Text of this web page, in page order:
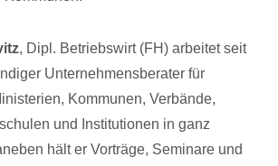
, Dipl. Betriebswirt (FH) arbeitet seit
Unternehmensberater für
Kommunen, Verbände,
und Institutionen in ganz
hält er Vorträge, Seminare und